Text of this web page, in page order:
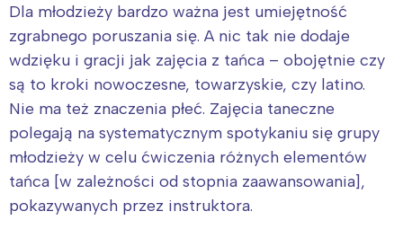
Dla młodzieży bardzo ważna jest umiejętność
zgrabnego poruszania się. A nic tak nie dodaje
wdzięku i gracji jak zajęcia z tańca – obojętnie czy
są to kroki nowoczesne, towarzyskie, czy latino.
Nie ma też znaczenia płeć. Zajęcia taneczne
polegają na systematycznym spotykaniu się grupy
młodzieży w celu ćwiczenia różnych elementów
tańca [w zależności od stopnia zaawansowania],
pokazywanych przez instruktora.